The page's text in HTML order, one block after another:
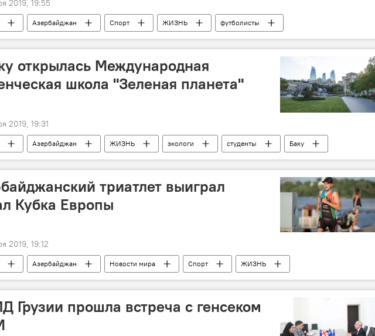
2019, 19:55
Азербайджан Спорт ЖИЗНЬ
футболисты
матчи
открылась Международная
школа "Зеленая планета"
2019, 19:31
Азербайджан ЖИЗНЬ экологи студенты Баку
триатлет выиграл
Кубка Европы
2019, 19:12
Азербайджан Новости мира Спорт
ЖИЗНЬ
Грузии прошла встреча с генсеком